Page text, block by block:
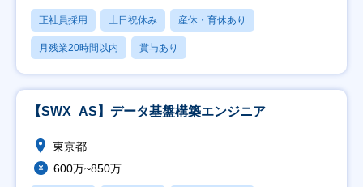
正社員採用 土日祝休み 産休・育休あり
月残業20時間以内 賞与あり
【SWX_AS】データ基盤構築エンジニア
東京都
600万~850万